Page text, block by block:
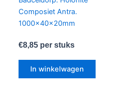
Composiet Antra.
1000x40x20mm
€8,85per stuks
In winkelwagen